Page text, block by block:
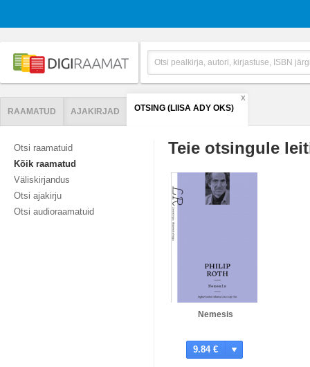
RAAMATUD AJAKIRJAD OTSING (LIISA ADY OKS)
X
Otsi raamatuid
Kõik raamatud
Väliskirjandus
Otsi ajakirju
Otsi audioraamatuid
Teie otsingule
Nemesis
9.84 €